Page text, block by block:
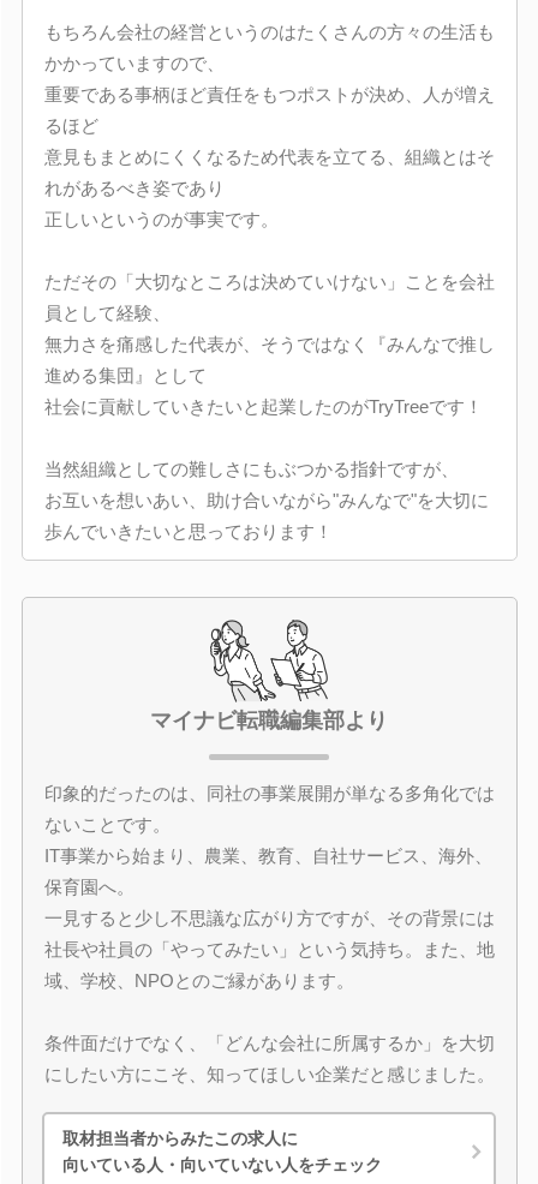
もちろん会社の経営というのはたくさんの方々の生活も
かかっていますので、
重要である事柄ほど責任をもつポストが決め、人が増え
るほど
意見もまとめにくくなるため代表を立てる、組織とはそ
れがあるべき姿であり
正しいというのが事実です。
ただその「大切なところは決めていけない」ことを会社
員として経験、
無力さを痛感した代表が、そうではなく『みんなで推し
進める集団』として
社会に貢献していきたいと起業したのがTryTreeです！
当然組織としての難しさにもぶつかる指針ですが、
お互いを想いあい、助け合いながら"みんなで"を大切に
歩んでいきたいと思っております！
マイナビ転職編集部より
印象的だったのは、同社の事業展開が単なる多角化では
ないことです。
IT事業から始まり、農業、教育、自社サービス、海外、
保育園へ。
一見すると少し不思議な広がり方ですが、その背景には
社長や社員の「やってみたい」という気持ち。また、地
域、学校、NPOとのご縁があります。
条件面だけでなく、「どんな会社に所属するか」を大切
にしたい方にこそ、知ってほしい企業だと感じました。
取材担当者からみたこの求人に
向いている人・向いていない人をチェック